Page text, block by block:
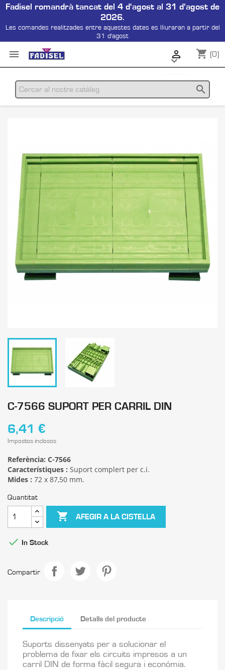
Fadisel romandrà tancat del 4 d'agost al 31 d'agost de
2026.
Les comandes realitzades entre aquestes dates es lliuraran a partir del
31 d'agost

 shopping_cart (0)

search
C-7566 SUPORT PER CARRIL DIN
6,41 €
Impostos inclosos
Referència: C-7566
Característiques : Suport complert per c.i.
Mides : 72 x 87,50 mm.
Quantitat
 AFEGIR A LA CISTELLA
 In Stock
Compartir
Descripció Detalls del producte
Suports dissenyats per a solucionar el
problema de fixar els circuits impresos a un
carril DIN de forma fàcil segura i económia.